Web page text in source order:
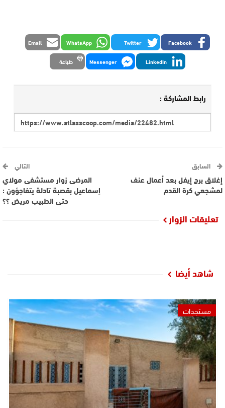
Facebook
Twitter
WhatsApp
Email
LinkedIn
Messenger طباعة
رابط المشاركة :
السابق
إغلاق برج إيفل بعد أعمال عنف
لمشجعي كرة القدم
التالي
المرضى زوار مستشفى مولاي
إسماعيل بقصبة تادلة يتفاجؤون :
حتى الطبيب مريض ؟؟
تعليقات الزوار
شاهد أيضا
مستجدات